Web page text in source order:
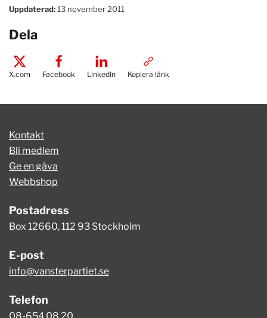
Uppdaterad:13 november 2011
Dela
X.com Facebook LinkedIn Kopiera länk
Kontakt
Bli medlem
Ge en gåva
Webbshop
Postadress
Box 12660, 112 93 Stockholm
E-post
info@vansterpartiet.se
Telefon